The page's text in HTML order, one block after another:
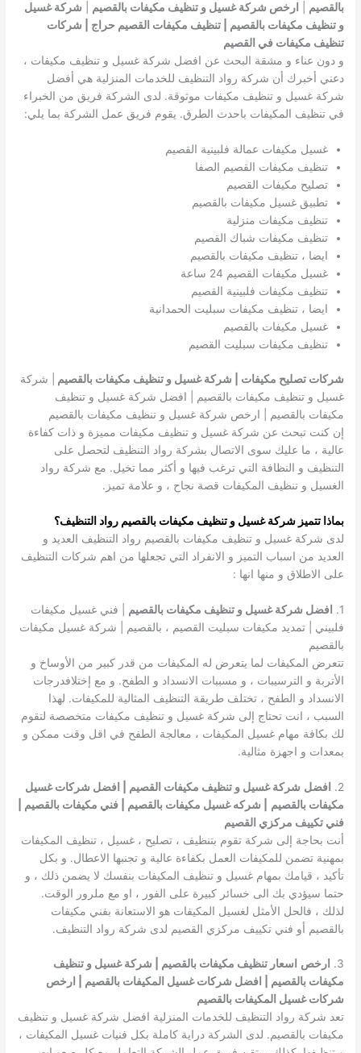
بالقصيم
ارخص شركة غسيل و تنظيف مكيفات بالقصيم
شركة غسيل
و تنظيف مكيفات بالقصيم | تنظيف مكيفات القصيم حراج | شركات
تنظيف مكيفات في القصيم
و دون عناء و مشقة البحث عن افضل شركة غسيل و تنظيف مكيفات ،
دعني أخبرك أن شركة رواد التنظيف للخدمات المنزلية هي أفضل
شركة غسيل و تنظيف مكيفات موثوقة. لدى الشركة فريق من الخبراء
في تنظيف المكيفات باحدث الطرق. يقوم فريق عمل الشركة بما يلي:
غسيل مكيفات عمالة فلبينية القصيم
تنظيف مكيفات القصيم الصفا
تصليح مكيفات القصيم
تطبيق غسيل مكيفات بالقصيم
تنظيف مكيفات منزلية
تنظيف مكيفات شباك القصيم
ايضا ، تنظيف مكيفات بالقصيم
غسيل مكيفات القصيم 24 ساعة
تنظيف مكيفات فلبينية القصيم
ايضا ، تنظيف مكيفات سبليت الحمدانية
غسيل مكيفات بالقصيم
تنظيف مكيفات سبليت القصيم
شركات تصليح مكيفات | شركة غسيل و تنظيف مكيفات بالقصيم
| شركة
غسيل و تنظيف مكيفات بالقصيم | افضل شركة غسيل و تنظيف
مكيفات بالقصيم | ارخص شركة غسيل و تنظيف مكيفات بالقصيم
إن كنت تبحث عن شركة غسيل و تنظيف مكيفات مميزة و ذات كفاءة
عالية ، ما عليك سوى الاتصال بشركة رواد التنظيف لتحصل على
التنظيف و النظافة التي ترغب فيها و أكثر مما تخيل. مع شركة رواد
الغسيل و تنظيف المكيفات قصة نجاح ، و علامة تميز.
بماذا تتميز شركة غسيل و تنظيف مكيفات بالقصيم رواد التنظيف؟
لدى شركة غسيل و تنظيف مكيفات بالقصيم رواد التنظيف العديد و
العديد من اسباب التميز و الانفراد التي تجعلها من اهم شركات التنظيف
على الاطلاق و منها انها :
1. افضل شركة غسيل و تنظيف مكيفات بالقصيم
| فني غسيل مكيفات
فلبيني | تمديد مكيفات سبليت القصيم ، بالقصيم | شركة غسيل مكيفات
بالقصيم
تتعرض المكيفات لما يتعرض له المكيفات من قدر كبير من الأوساخ و
الأتربة و الترسيبات ، و مسببات الانسداد و الطفح. و مع إختلافدرجات
الانسداد و الطفح ، تختلف طريقة التنظيف المثالية للمكيفات. لهذا
السبب ، انت تحتاج إلى شركة غسيل و تنظيف مكيفات متخصصة لتقوم
لك بكافة مهام غسيل المكيفات ، معالجة الطفح في اقل وقت ممكن و
بمعدات و اجهزة مثالية.
2. افضل شركة غسيل و تنظيف مكيفات القصيم | افضل شركات غسيل
مكيفات بالقصيم
| شركه غسيل مكيفات بالقصيم | فني مكيفات بالقصيم |
فني تكييف مركزي القصيم
أنت بحاجة إلى شركة تقوم بتنظيف ، تصليح ، غسيل ، تنظيف المكيفات
بمهنية تضمن للمكيفات العمل بكفاءة عالية و تجنبها الاعطال. و بكل
تأكيد ، قيامك بمهام غسيل و تنظيف المكيفات بنفسك لا يضمن ذلك ، و
حتما سيؤدي بك الى خسائر كبيرة على الفور ، او مع ملرور الوقت.
لذلك ، فالحل الأمثل لغسيل المكيفات هو الاستعانة بفني مكيفات
بالقصيم أو فني تكييف مركزي القصيم لدى شركة رواد التنظيف.
3. ارخص
اسعار تنظيف مكيفات بالقصيم | شركة غسيل و تنظيف
مكيفات بالقصيم | افضل شركات غسيل المكيفات بالقصيم | ارخص
شركات غسيل المكيفات بالقصيم
تعد شركة رواد التنظيف للخدمات المنزلية افضل شركة غسيل و تنظيف
مكيفات بالقصيم. لدى الشركة دراية كاملة بكل فنيات غسيل المكيفات ،